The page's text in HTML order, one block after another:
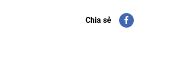
Chia sẻ